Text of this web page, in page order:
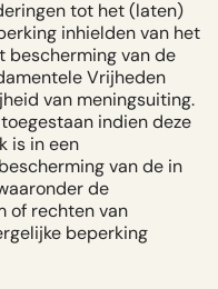
tot het (laten)
inhielden van het
bescherming van de
Vrijheden
van meningsuiting.
indien deze
is in een
van de in
de
of rechten van
beperking